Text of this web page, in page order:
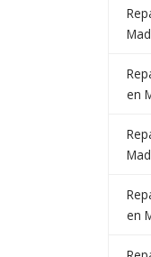
en
en